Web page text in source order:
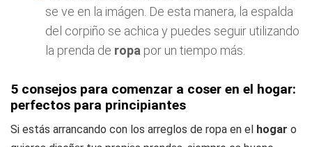
se ve en la imágen. De esta manera, la espalda
del corpiño se achica y puedes seguir utilizando
la prenda de ropa por un tiempo más.
5 consejos para comenzar a coser en el hogar:
perfectos para principiantes
Si estás arrancando con los arreglos de ropa en el hogar o